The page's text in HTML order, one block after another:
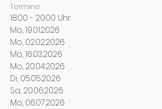
Termine
18:00 - 20:00 Uhr
Mo, 19.01.2026
Mo, 02.02.2026
Mo, 16.03.2026
Mo, 20.04.2026
Di, 05.05.2026
Sa, 20.06.2026
Mo, 06.07.2026